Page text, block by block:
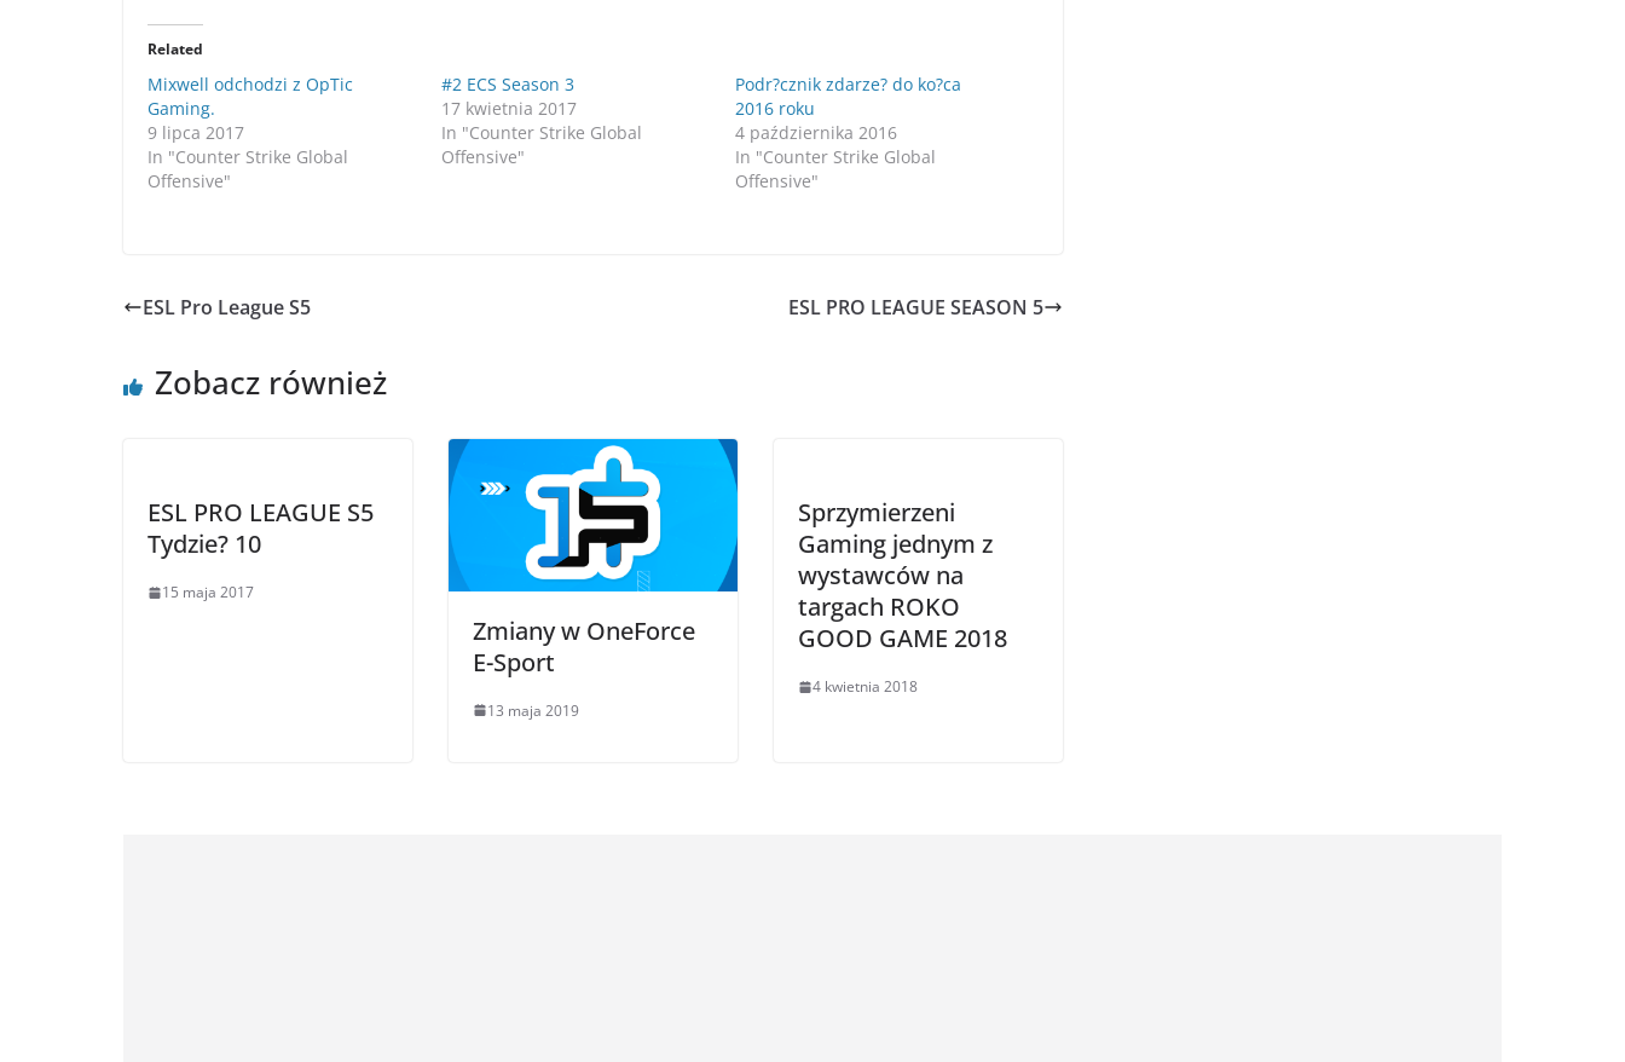
Related
Mixwell odchodzi z OpTic
Gaming.
9 lipca 2017
In "Counter Strike Global
Offensive"
#2 ECS Season 3
17 kwietnia 2017
In "Counter Strike Global
Offensive"
Podr?cznik zdarze? do ko?ca
2016 roku
4 października 2016
In "Counter Strike Global
Offensive"
ESL Pro League S5 ESL PRO LEAGUE SEASON 5
Zobacz również
ESL PRO LEAGUE S5
Tydzie? 10
15 maja 2017
Zmiany w OneForce
E-Sport
13 maja 2019
Sprzymierzeni
Gaming jednym z
wystawców na
targach ROKO
GOOD GAME 2018
4 kwietnia 2018